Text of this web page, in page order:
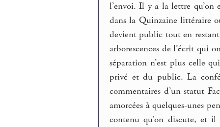
l’envoi. Il y a la lettre
dans la Quinzaine littéraire
devient public tout en
arborescences de l’écrit qui
séparation n’est plus celle
privé et du public. La
commentaires d’un statut
amorcées à quelques-unes
contenu qu’on discute, et